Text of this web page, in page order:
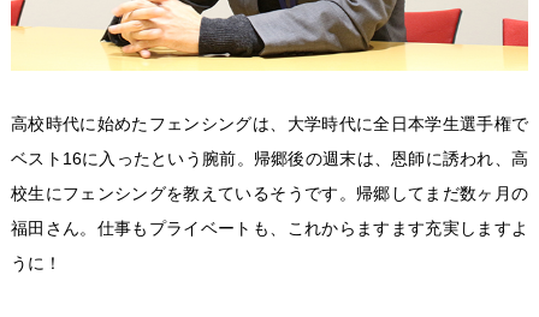
高校時代に始めたフェンシングは、大学時代に全日本学生選手権で
ベスト16に入ったという腕前。帰郷後の週末は、恩師に誘われ、高
校生にフェンシングを教えているそうです。帰郷してまだ数ヶ月の
福田さん。仕事もプライベートも、これからますます充実しますよ
うに！